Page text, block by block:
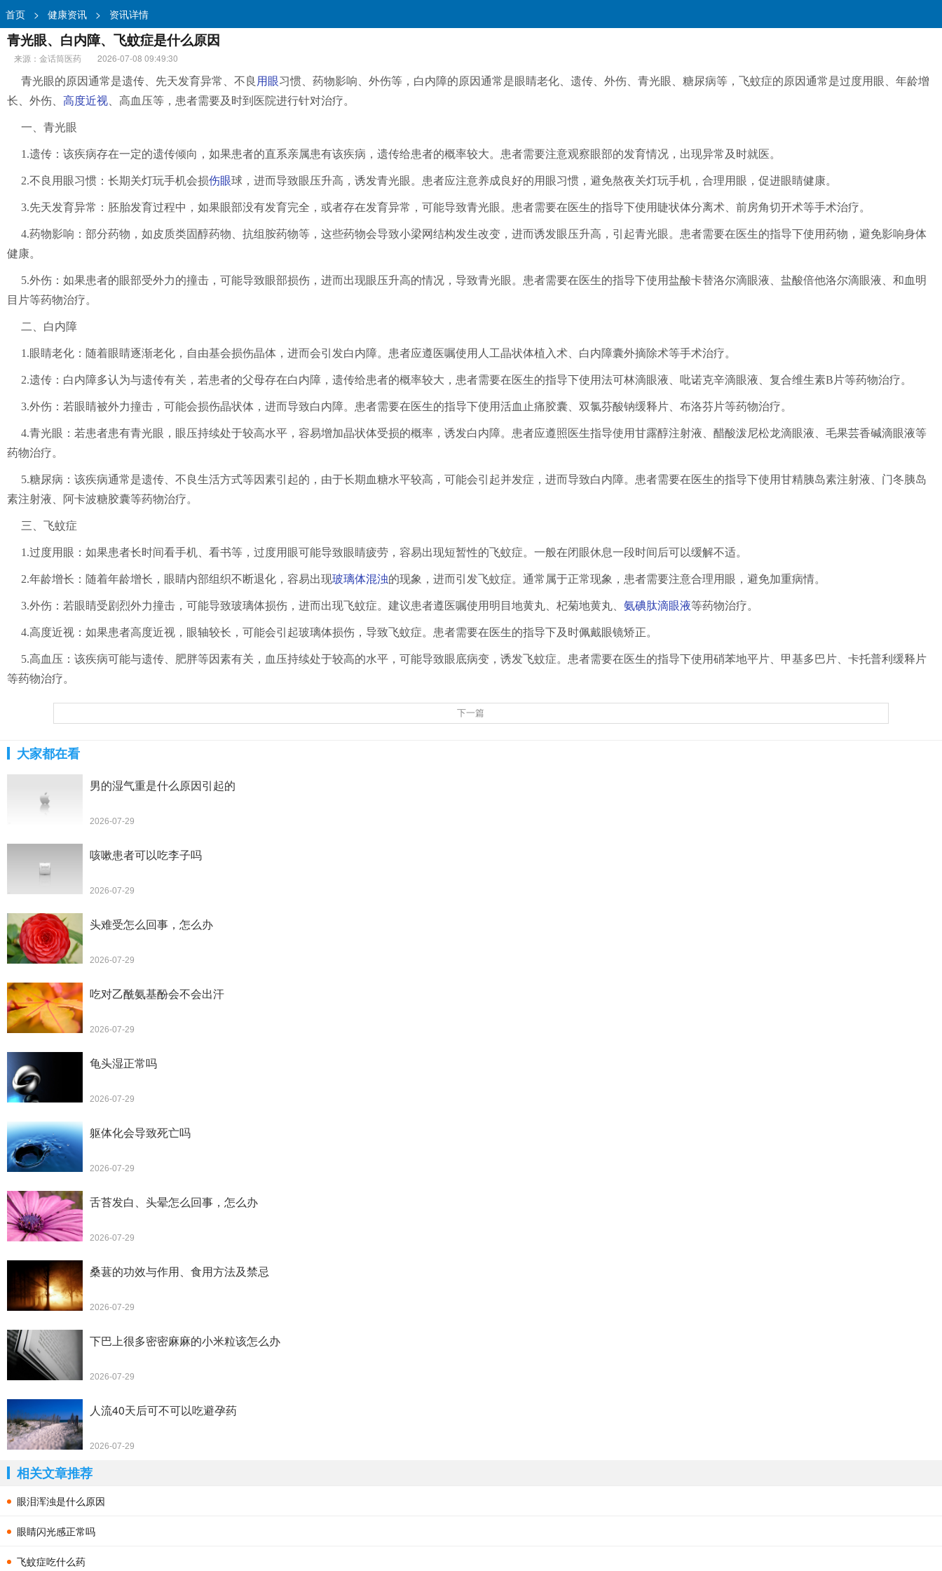
首页 > 健康资讯 > 资讯详情
青光眼、白内障、飞蚊症是什么原因
来源：金话筒医药
2026-07-08 09:49:30
青光眼的原因通常是遗传、先天发育异常、不良 用眼习惯、药物影响、外伤等，白内障的原因通常是眼睛老化、遗传、外伤、青光眼、糖尿病等，飞蚊症的原因通常是过度用眼、年龄增
长、外伤、 高度近视 、高血压等，患者需要及时到医院进行针对治疗。
一、青光眼
1.遗传：该疾病存在一定的遗传倾向，如果患者的直系亲属患有该疾病，遗传给患者的概率较大。患者需要注意观察眼部的发育情况，出现异常及时就医。
2.不良用眼习惯：长期关灯玩手机会损伤眼球，进而导致眼压升高，诱发青光眼。患者应注意养成良好的用眼习惯，避免熬夜关灯玩手机，合理用眼，促进眼睛健康。
3.先天发育异常：胚胎发育过程中，如果眼部没有发育完全，或者存在发育异常，可能导致青光眼。患者需要在医生的指导下使用睫状体分离术、前房角切开术等手术治疗。
4.药物影响：部分药物，如皮质类固醇药物、抗组胺药物等，这些药物会导致小梁网结构发生改变，进而诱发眼压升高，引起青光眼。患者需要在医生的指导下使用药物，避免影响身体
健康。
5.外伤：如果患者的眼部受外力的撞击，可能导致眼部损伤，进而出现眼压升高的情况，导致青光眼。患者需要在医生的指导下使用盐酸卡替洛尔滴眼液、盐酸倍他洛尔滴眼液、和血明
目片等药物治疗。
二、白内障
1.眼睛老化：随着眼睛逐渐老化，自由基会损伤晶体，进而会引发白内障。患者应遵医嘱使用人工晶状体植入术、白内障囊外摘除术等手术治疗。
2.遗传：白内障多认为与遗传有关，若患者的父母存在白内障，遗传给患者的概率较大，患者需要在医生的指导下使用法可林滴眼液、吡诺克辛滴眼液、复合维生素B片等药物治疗。
3.外伤：若眼睛被外力撞击，可能会损伤晶状体，进而导致白内障。患者需要在医生的指导下使用活血止痛胶囊、双氯芬酸钠缓释片、布洛芬片等药物治疗。
4.青光眼：若患者患有青光眼，眼压持续处于较高水平，容易增加晶状体受损的概率，诱发白内障。患者应遵照医生指导使用甘露醇注射液、醋酸泼尼松龙滴眼液、毛果芸香碱滴眼液等
药物治疗。
5.糖尿病：该疾病通常是遗传、不良生活方式等因素引起的，由于长期血糖水平较高，可能会引起并发症，进而导致白内障。患者需要在医生的指导下使用甘精胰岛素注射液、门冬胰岛
素注射液、阿卡波糖胶囊等药物治疗。
三、飞蚊症
1.过度用眼：如果患者长时间看手机、看书等，过度用眼可能导致眼睛疲劳，容易出现短暂性的飞蚊症。一般在闭眼休息一段时间后可以缓解不适。
2.年龄增长：随着年龄增长，眼睛内部组织不断退化，容易出现玻璃体混浊的现象，进而引发飞蚊症。通常属于正常现象，患者需要注意合理用眼，避免加重病情。
3.外伤：若眼睛受剧烈外力撞击，可能导致玻璃体损伤，进而出现飞蚊症。建议患者遵医嘱使用明目地黄丸、杞菊地黄丸、 氨碘肽滴眼液等药物治疗。
4.高度近视：如果患者高度近视，眼轴较长，可能会引起玻璃体损伤，导致飞蚊症。患者需要在医生的指导下及时佩戴眼镜矫正。
5.高血压：该疾病可能与遗传、肥胖等因素有关，血压持续处于较高的水平，可能导致眼底病变，诱发飞蚊症。患者需要在医生的指导下使用硝苯地平片、甲基多巴片、卡托普利缓释片
等药物治疗。
下一篇
大家都在看
男的湿气重是什么原因引起的
2026-07-29
咳嗽患者可以吃李子吗
2026-07-29
头难受怎么回事，怎么办
2026-07-29
吃对乙酰氨基酚会不会出汗
2026-07-29
龟头湿正常吗
2026-07-29
躯体化会导致死亡吗
2026-07-29
舌苔发白、头晕怎么回事，怎么办
2026-07-29
桑葚的功效与作用、食用方法及禁忌
2026-07-29
下巴上很多密密麻麻的小米粒该怎么办
2026-07-29
人流40天后可不可以吃避孕药
2026-07-29
相关文章推荐
眼泪浑浊是什么原因
眼睛闪光感正常吗
飞蚊症吃什么药